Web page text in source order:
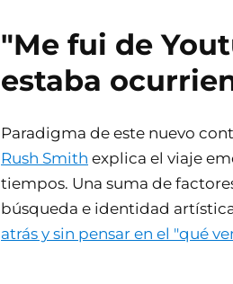
"Me fui de
estaba
Paradigma de este nuevo
Rush Smith explica el viaje
tiempos. Una suma de
búsqueda e identidad
atrás y sin pensar en el "qué